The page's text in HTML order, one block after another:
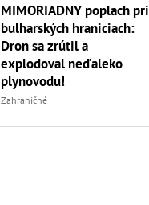
MIMORIADNY poplach pri
bulharských hraniciach:
Dron sa zrútil a
explodoval neďaleko
plynovodu!
Zahraničné